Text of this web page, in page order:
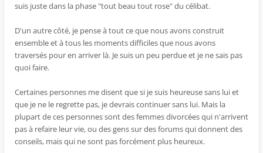
suis juste dans la phase "tout beau tout rose" du célibat.
D'un autre côté, je pense à tout ce que nous avons construit
ensemble et à tous les moments difficiles que nous avons
traversés pour en arriver là. Je suis un peu perdue et je ne sais pas
quoi faire.
Certaines personnes me disent que si je suis heureuse sans lui et
que je ne le regrette pas, je devrais continuer sans lui. Mais la
plupart de ces personnes sont des femmes divorcées qui n'arrivent
pas à refaire leur vie, ou des gens sur des forums qui donnent des
conseils, mais qui ne sont pas forcément plus heureux.